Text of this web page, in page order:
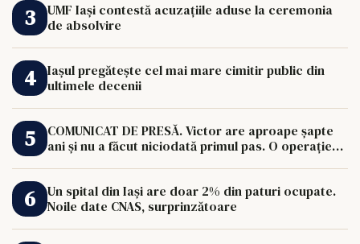
UMF Iași contestă acuzațiile aduse la ceremonia
de absolvire
Iașul pregătește cel mai mare cimitir public din
ultimele decenii
COMUNICAT DE PRESĂ. Victor are aproape șapte
ani și nu a făcut niciodată primul pas. O operație
Un spital din Iași are doar 2% din paturi ocupate.
Noile date CNAS, surprinzătoare